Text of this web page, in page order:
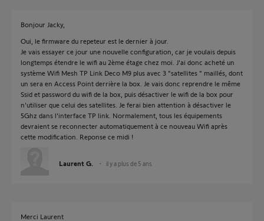
Bonjour Jacky,
Oui, le firmware du repeteur est le dernier à jour.
Je vais essayer ce jour une nouvelle configuration, car je voulais depuis
longtemps étendre le wifi au 2ème étage chez moi. J'ai donc acheté un
système Wifi Mesh TP Link Deco M9 plus avec 3 "satellites " maillés, dont
un sera en Access Point derrière la box. Je vais donc reprendre le même
Ssid et password du wifi de la box, puis désactiver le wifi de la box pour
n'utiliser que celui des satellites. Je ferai bien attention à désactiver le
5Ghz dans l'interface TP link. Normalement, tous les équipements
devraient se reconnecter automatiquement à ce nouveau Wifi après
cette modification. Reponse ce midi !
Laurent G. il y a plus de 5 ans
Merci Laurent